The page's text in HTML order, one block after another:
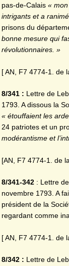
pas-de-Calais «
intrigants et a
prisons du
bonne mesure qui
révolutionnaires. »
[ AN, F7 4774-1. de
8/341 : Lettre de
1793. A dissous la
« étouffaient les
24 patriotes et un
modérantisme et
[AN, F7 4774-1. de
8/341-342 : Lettre
novembre 1793. A
président de la
regardant comme
[ AN, F7 4774-1. de
8/342 : Lettre de